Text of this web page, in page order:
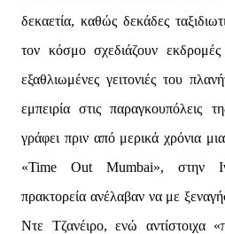
δεκαετία, καθώς δεκάδες
τον κόσμο σχεδιάζουν εκδρομές
εξαθλιωμένες γειτονιές του
εμπειρία στις παραγκουπόλεις
γράφει πριν από μερικά χρόνια
«Time Out Mumbai», στην
πρακτορεία ανέλαβαν να με
Ντε Τζανέιρο, ενώ αντίστοιχα